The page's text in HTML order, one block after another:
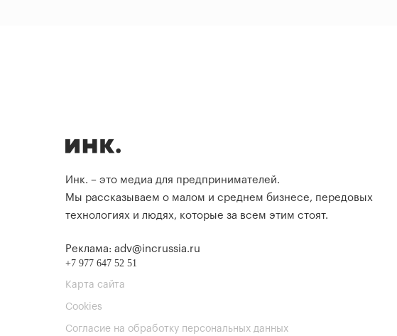
Инк. – это медиа для предпринимателей.
Мы рассказываем о малом и среднем бизнесе, передовых
технологиях и людях, которые за всем этим стоят.
Реклама: adv@incrussia.ru
+7 977 647 52 51
Карта сайта
Cookies
Согласие на обработку персональных данных